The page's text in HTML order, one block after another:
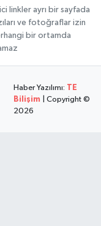
linkler ayrı bir sayfada
ve fotoğraflar izin
bir ortamda
Haber Yazılımı: TE
Bilişim | Copyright ©
2026